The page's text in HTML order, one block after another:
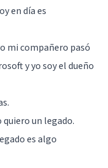
en día es
mi compañero pasó
y yo soy el dueño
quiero un legado.
es algo